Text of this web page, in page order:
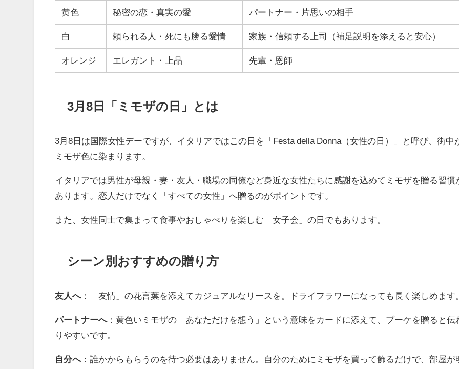
黄色 秘密の恋・真実の愛 パートナー・片思いの相手
白 頼られる人・死にも勝る愛情 家族・信頼する上司（補足説明を添えると安心）
オレンジ エレガント・上品 先輩・恩師
3月8日「ミモザの日」とは
3月8日は国際女性デーですが、イタリアではこの日を「Festa della Donna（女性の日）」と呼び、街中
ミモザ色に染まります。
イタリアでは男性が母親・妻・友人・職場の同僚など身近な女性たちに感謝を込めてミモザを贈る習慣
あります。恋人だけでなく「すべての女性」へ贈るのがポイントです。
また、女性同士で集まって食事やおしゃべりを楽しむ「女子会」の日でもあります。
シーン別おすすめの贈り方
友人へ：「友情」の花言葉を添えてカジュアルなリースを。ドライフラワーになっても長く楽しめます
パートナーへ：黄色いミモザの「あなただけを想う」という意味をカードに添えて、ブーケを贈ると伝
りやすいです。
自分へ：誰かからもらうのを待つ必要はありません。自分のためにミモザを買って飾るだけで、部屋が